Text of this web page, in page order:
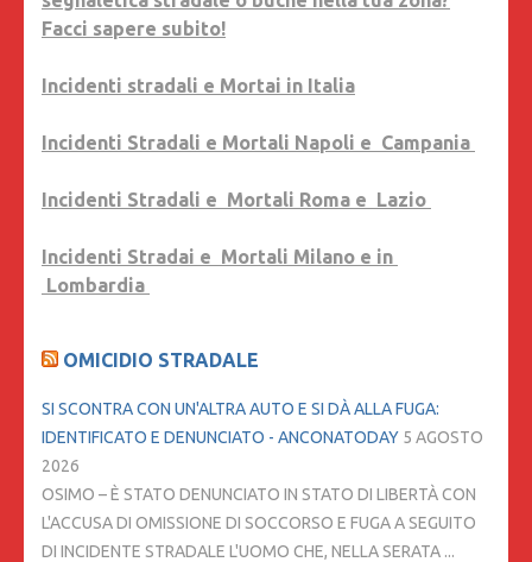
Facci sapere subito!
Incidenti stradali e Mortai in Italia
Incidenti Stradali e Mortali Napoli e Campania
Incidenti Stradali e Mortali Roma e Lazio
Incidenti Stradai e Mortali Milano e in
Lombardia
OMICIDIO STRADALE
SI SCONTRA CON UN'ALTRA AUTO E SI DÀ ALLA FUGA:
IDENTIFICATO E DENUNCIATO - ANCONATODAY 5 AGOSTO
2026
OSIMO – È STATO DENUNCIATO IN STATO DI LIBERTÀ CON
L'ACCUSA DI OMISSIONE DI SOCCORSO E FUGA A SEGUITO
DI INCIDENTE STRADALE L'UOMO CHE, NELLA SERATA ...